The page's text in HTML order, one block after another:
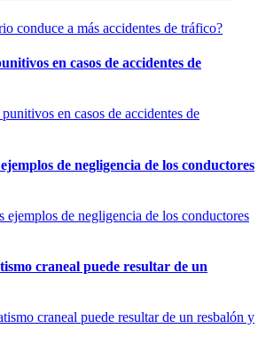
en casos de accidentes de
de negligencia de los conductores
craneal puede resultar de un